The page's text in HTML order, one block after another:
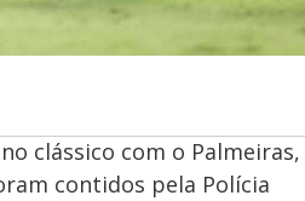
clássico com o Palmeiras,
contidos pela Polícia